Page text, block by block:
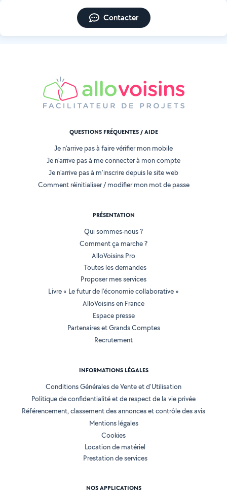
Contacter
QUESTIONS FRÉQUENTES / AIDE
Je n'arrive pas à faire vérifier mon mobile
Je n'arrive pas à me connecter à mon compte
Je n'arrive pas à m'inscrire depuis le site web
Comment réinitialiser / modifier mon mot de passe
PRÉSENTATION
Qui sommes-nous ?
Comment ça marche ?
AlloVoisins Pro
Toutes les demandes
Proposer mes services
Livre « Le futur de l'économie collaborative »
AlloVoisins en France
Espace presse
Partenaires et Grands Comptes
Recrutement
INFORMATIONS LÉGALES
Conditions Générales de Vente et d'Utilisation
Politique de confidentialité et de respect de la vie privée
Référencement, classement des annonces et contrôle des avis
Mentions légales
Cookies
Location de matériel
Prestation de services
NOS APPLICATIONS